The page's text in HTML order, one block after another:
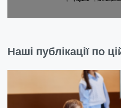
Наші публікації по